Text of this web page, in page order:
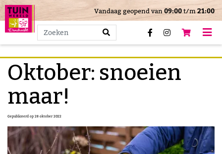
>
G
Vandaag geopend van09:00t/m21:00
Oktober: snoeien
maar!
Gepubliceerd op 28 oktober 2022